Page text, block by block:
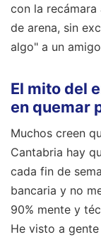
con la
de arena, sin
algo" a un
El mito del
en quemar
Muchos creen
Cantabria hay
cada fin de
bancaria y no
90% mente y
He visto a